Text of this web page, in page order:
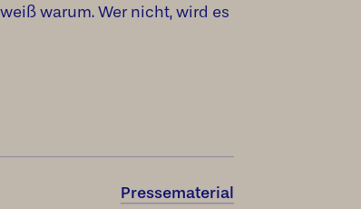
warum. Wer nicht, wird es
Pressematerial